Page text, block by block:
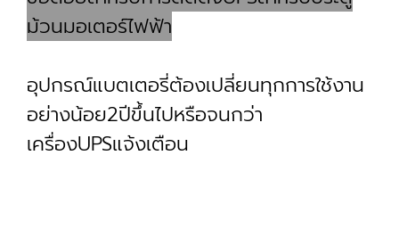
ม้วนมอเตอร์ไฟฟ้า
อุปกรณ์แบตเตอรี่ต้องเปลี่ยนทุกการใช้งาน
อย่างน้อย2ปีขึ้นไปหรือจนกว่า
เครื่องUPSแจ้งเตือน